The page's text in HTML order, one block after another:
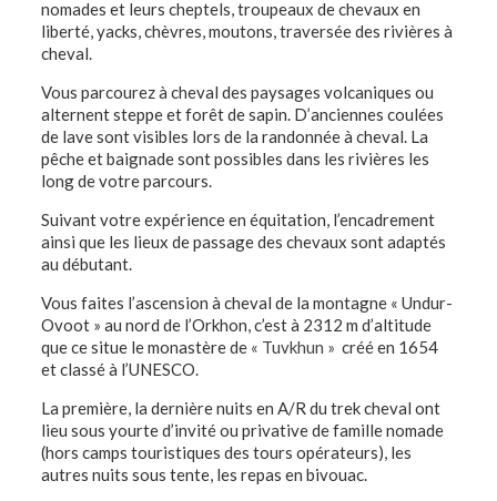
nomades et leurs cheptels, troupeaux de chevaux en
liberté, yacks, chèvres, moutons, traversée des rivières à
cheval.
Vous parcourez à cheval des paysages volcaniques ou
alternent steppe et forêt de sapin. D’anciennes coulées
de lave sont visibles lors de la randonnée à cheval. La
pêche et baignade sont possibles dans les rivières les
long de votre parcours.
Suivant votre expérience en équitation, l’encadrement
ainsi que les lieux de passage des chevaux sont adaptés
au débutant.
Vous faites l’ascension à cheval de la montagne « Undur-
Ovoot » au nord de l’Orkhon, c’est à 2312 m d’altitude
que ce situe le monastère de « Tuvkhun » créé en 1654
et classé à l’UNESCO.
La première, la dernière nuits en A/R du trek cheval ont
lieu sous yourte d’invité ou privative de famille nomade
(hors camps touristiques des tours opérateurs), les
autres nuits sous tente, les repas en bivouac.